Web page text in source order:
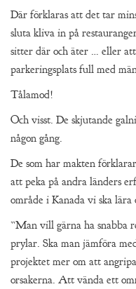
Där förklaras att det tar
sluta kliva in på
sitter där och äter … eller
parkeringsplats full med
Tålamod!
Och visst. De skjutande
någon gång.
De som har makten
att peka på andra länders
område i Kanada vi ska lära
”Man vill gärna ha snabba
prylar. Ska man jämföra
projektet mer om att
orsakerna. Att vända ett